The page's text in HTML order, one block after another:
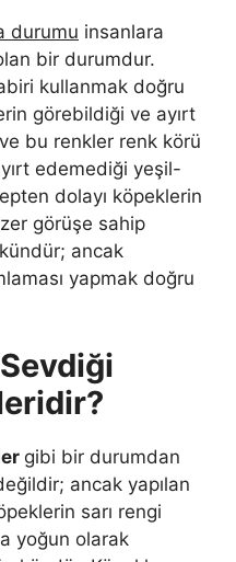
durumu insanlara
bir durumdur.
kullanmak doğru
görebildiği ve ayırt
bu renkler renk körü
edemediği yeşil-
dolayı köpeklerin
görüşe sahip
ancak
yapmak doğru
gibi bir durumdan
ancak yapılan
sarı rengi
yoğun olarak